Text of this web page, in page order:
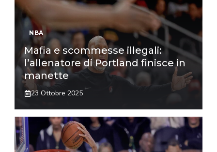
NBA
Mafia e scommesse illegali:
l’allenatore di Portland finisce in
manette
23 Ottobre 2025